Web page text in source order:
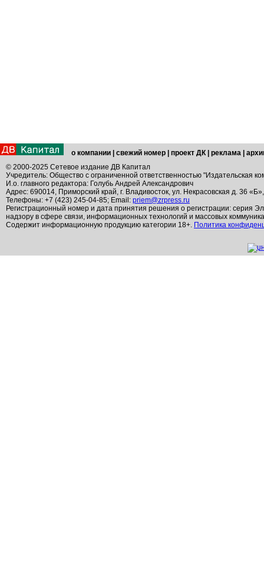
о компании свежий номер проект ДК реклама
© 2000-2025 Сетевое издание ДВ Капитал
Учредитель: Общество с ограниченной ответственностью "Издательская
И.о. главного редактора: Голубь Андрей Александрович
Адрес: 690014, Приморский край, г. Владивосток, ул. Некрасовская д. 36
Телефоны: +7 (423) 245-04-85; Email: priem@zrpress.ru
Регистрационный номер и дата принятия решения о регистрации: серия
надзору в сфере связи, информационных технологий и массовых
Содержит информационную продукцию категории 18+. Политика